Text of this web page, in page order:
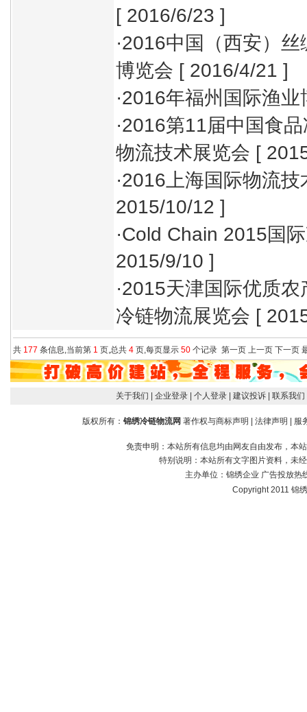
[ 2016/6/23 ]
·2016中国（西安）
博览会 [ 2016/4/21 ]
·2016年福州国际渔业
·2016第11届中国食
物流技术展览会 [
·2016上海国际物流技
2015/10/12 ]
·Cold Chain 2015国
2015/9/10 ]
·2015天津国际优质
冷链物流展览会 [
共 177 条信息,当前第 1 页,总共 4 页,每页显示 50 个记录 第一页 上一页 下一页
关于我们 | 企业登录 | 个人登录 | 建议投诉 | 联系我们
版权所有： 锦绣冷链物流网 著作权与商标声明 | 法律声明 | 服
免责申明：本站所有信息均由网友自由发布，本
特别说明：本站所有文字图片资料，未
主办单位： 锦绣企业 广告投放热
Copyright 2011 锦